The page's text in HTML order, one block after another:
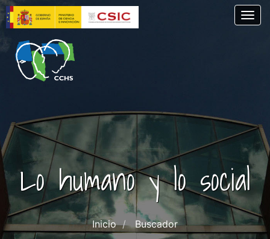
Pasar
al
contenido
principal
Lo humano y lo social
Inicio Buscador